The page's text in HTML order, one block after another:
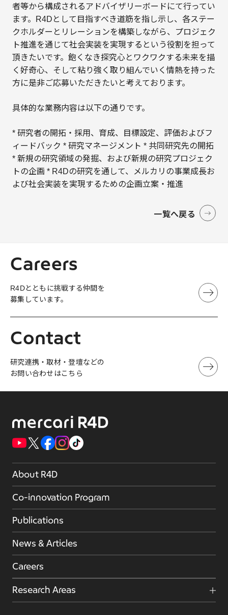
者等から構成されるアドバイザリーボードにて行ってい
ます。R4Dとして目指すべき道筋を指し示し、各ステー
クホルダーとリレーションを構築しながら、プロジェク
ト推進を通じて社会実装を実現するという役割を担って
頂きたいです。飽くなき探究心とワクワクする未来を描
く好奇心、そして粘り強く取り組んでいく情熱を持った
方に是非ご応募いただきたいと考えております。
具体的な業務内容は以下の通りです。
* 研究者の開拓・採用、育成、目標設定、評価およびフ
ィードバック * 研究マネージメント * 共同研究先の開拓
* 新規の研究領域の発掘、および新規の研究プロジェク
トの企画 * R4Dの研究を通して、メルカリの事業成長お
よび社会実装を実現するための企画立案・推進
一覧へ戻る
Careers
R4Dとともに挑戦する仲間を
募集しています。
Contact
研究連携・取材・登壇などの
お問い合わせはこちら
About R4D
Co-innovation Program
Publications
News & Articles
Careers
Research Areas